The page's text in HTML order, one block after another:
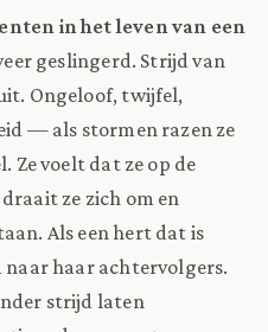
in het leven van een
geslingerd. Strijd van
Ongeloof, twijfel,
— als stormen razen ze
Ze voelt dat ze op de
ze zich om en
Als een hert dat is
naar haar achtervolgers.
strijd laten